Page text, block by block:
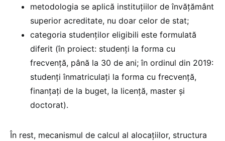
metodologia se aplică instituțiilor de învățământ
superior acreditate, nu doar celor de stat;
categoria studenților eligibili este formulată
diferit (în proiect: studenți la forma cu
frecvență, până la 30 de ani; în ordinul din 2019:
studenți înmatriculați la forma cu frecvență,
finanțați de la buget, la licență, master și
doctorat).
În rest, mecanismul de calcul al alocațiilor, structura